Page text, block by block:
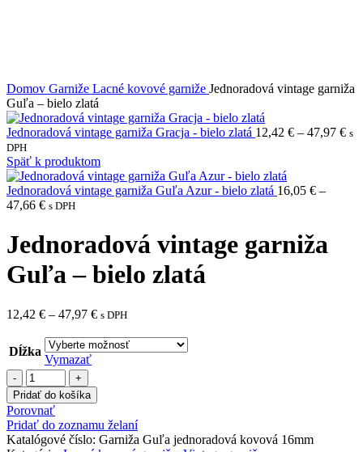
Domov Garniže Lacné kovové garniže Jednoradová vintage garniža
Guľa – bielo zlatá
Jednoradová vintage garniža Gracja - bielo zlatá 12,42 € – 47,97 € s
DPH
Späť k produktom
Jednoradová vintage garniža Guľa Azur - bielo zlatá 16,05 € –
47,66 € s DPH
Jednoradová vintage garniža
Guľa – bielo zlatá
12,42 € – 47,97 € s DPH
Dĺžka
Vymazať
Pridať do košíka
Porovnať
Pridať do zoznamu želaní
Katalógové číslo: Garniža Guľa jednoradová kovová 16mm